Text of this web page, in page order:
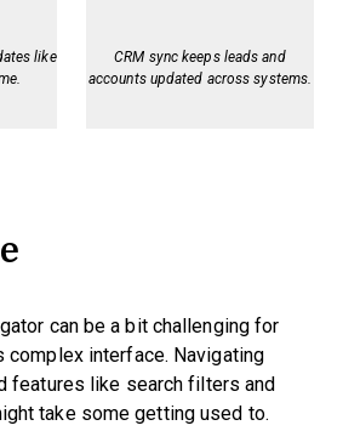
like
CRM sync keeps leads and
accounts updated across systems.
can be a bit challenging for
complex interface. Navigating
features like search filters and
take some getting used to.